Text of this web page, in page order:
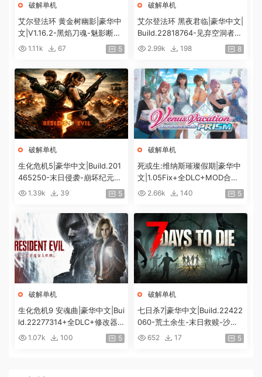
破解单机
艾尔登法环 黄金树幽影|豪华中
文|V1.16.2-黑焰刀魂-魅影断弦
+预购特典+全DLC+修改器|解
1.11k 67 5
破解单机
艾尔登法环 黑夜君临|豪华中文|
Build.22818764-见弃空洞者DL
C+预购特典+全DLC+修改器|解
2.99k 198 8
破解单机
生化危机5|豪华中文|Build.201
465250-末日侵袭-崩坏纪元
+预购特典+全DLC-解锁全内
1.39k 39 5
破解单机
死或生:维纳斯璀璨假期|豪华中
文|1.05Fix+全DLC+MOD合集
+预购特典|解压即撸|[12G/百
2.66k 140 5
破解单机
生化危机9 安魂曲|豪华中文|Bui
ld.22277314+全DLC+修改器|
解压即撸|[74G/百度]
1.07k 100 5
破解单机
七日杀7|豪华中文|Build.22422
060-荒土余生-末日救赎-沙盒
+全DLC|解压即撸|
652 17 5